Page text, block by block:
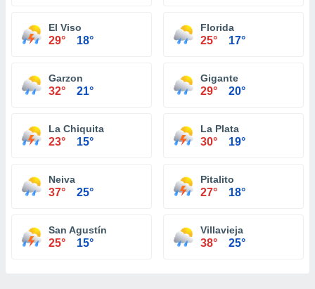
El Viso
29° 18°
Florida
25° 17°
Garzon
32° 21°
Gigante
29° 20°
La Chiquita
23° 15°
La Plata
30° 19°
Neiva
37° 25°
Pitalito
27° 18°
San Agustín
25° 15°
Villavieja
38° 25°